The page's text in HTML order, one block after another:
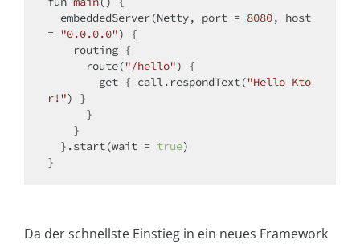
  embeddedServer(Netty, port =
8080, host
= "0.0.0.0") {
      route(
"/hello") {
get { call.respondText("Hello Kto
r!") }
  }.start(wait =
true)
Da der schnellste Einstieg in ein neues Framework